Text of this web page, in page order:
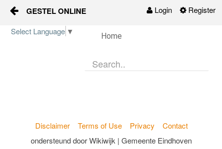
Skip to Content
Login Register
GESTEL ONLINE
Groepen
Home
Disclaimer Terms of Use Privacy
Contact
ondersteund door Wikiwijk | Gemeente Eindhoven
Select Language ▼